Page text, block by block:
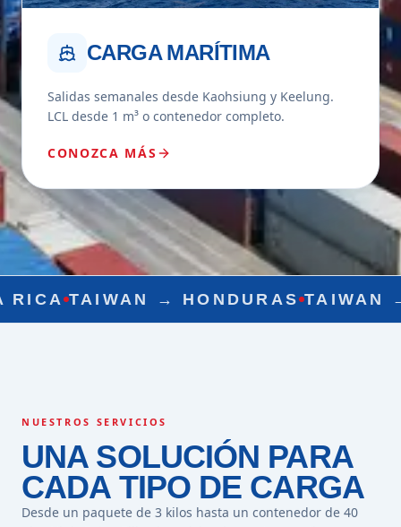
CARGA MARÍTIMA
Salidas semanales desde Kaohsiung y Keelung.
LCL desde 1 m³ o contenedor completo.
CONOZCA MÁS
→HONDURAS TAIWAN →
NUESTROS SERVICIOS
UNA SOLUCIÓN PARA
CADA TIPO DE CARGA
Desde un paquete de 3 kilos hasta un contenedor de 40